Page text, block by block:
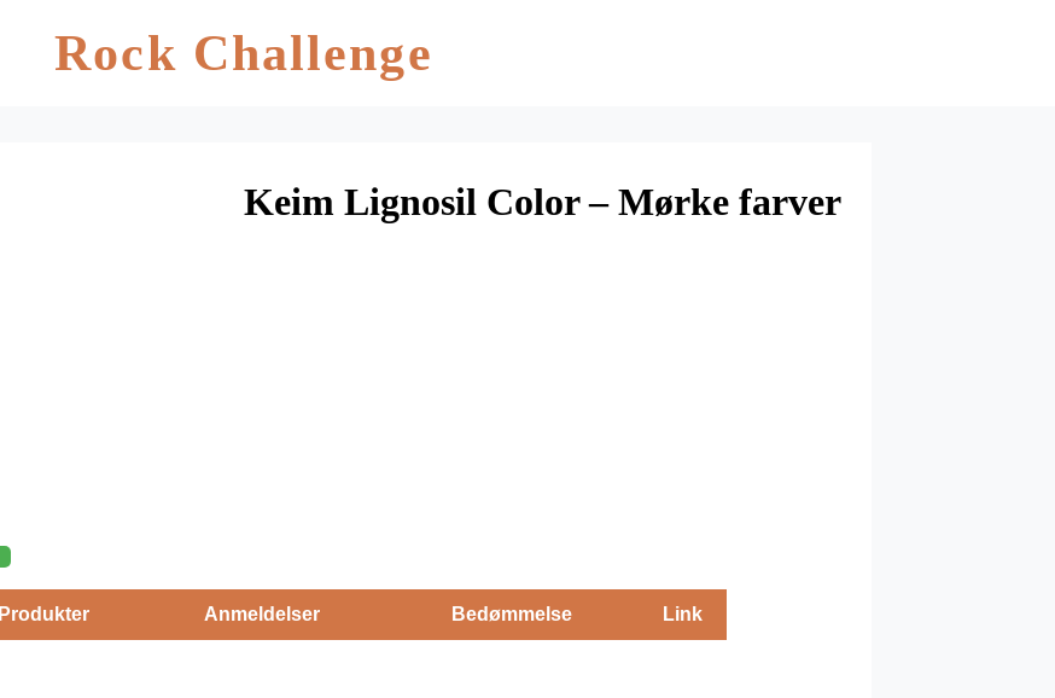
Rock Challenge
Keim Lignosil Color – Mørke farver
Produkter Anmeldelser Bedømmelse Link